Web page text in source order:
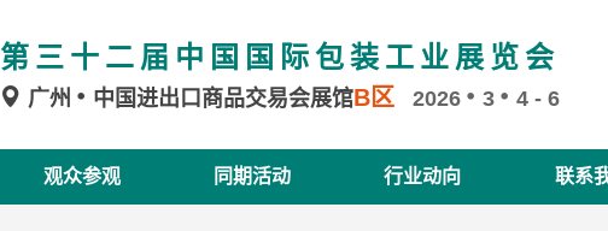
第三十二届中国国际包装工业展览会
广州 中国进出口商品交易会展馆B区 2026 3 4 - 6
观众参观 同期活动 行业动向 联系